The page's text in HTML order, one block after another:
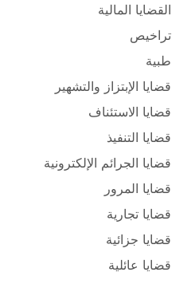
القضايا المالية
تراخيص
طبية
قضايا الإبتزاز والتشهير
قضايا الاستئناف
قضايا التنفيذ
قضايا الجرائم الإلكترونية
قضايا المرور
قضايا تجارية
قضايا جزائية
قضايا عائلية